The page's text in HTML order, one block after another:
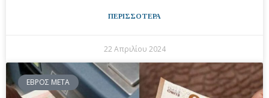
ΠΕΡΙΣΣΟΤΕΡΑ
22 Απριλίου 2024
ΕΒΡΟΣ ΜΕΤΑ